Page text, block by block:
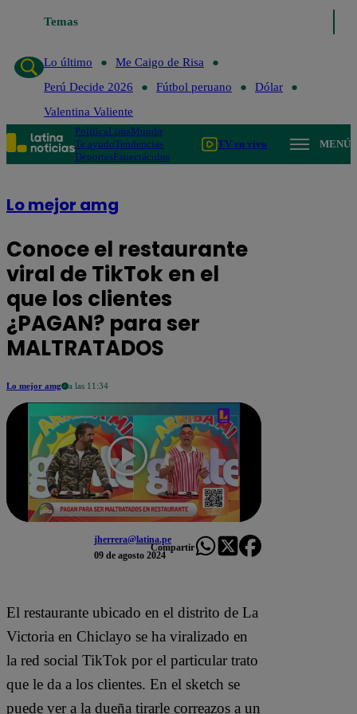
Temas
Lo último Me Caigo de Risa
Lo último
Me Caigo de Risa
Perú Decide 2026
Fútbol peruano
Dólar
Valentina Valiente
PolíticaLimaMundo
Te ayudoTendencias
DeportesEspectáculos
TV en vivo MENÚ
Lo mejor amg
Conoce el restaurante
viral de TikTok en el
que los clientes
¿PAGAN? para ser
MALTRATADOS
Lo mejor amg a las 11:34
jherrera@latina.pe
09 de agosto 2024
Compartir
El restaurante ubicado en el distrito de La
Victoria en Chiclayo se ha viralizado en
la red social TikTok por el particular trato
que le da a los clientes. En el sketch se
puede ver a la dueña tirarle correazos a un